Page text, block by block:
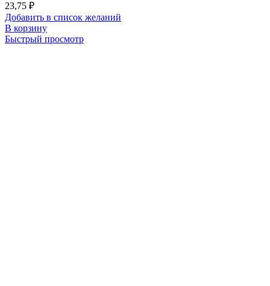
23,75 ₽
Добавить в список желаний
В корзину
Быстрый просмотр